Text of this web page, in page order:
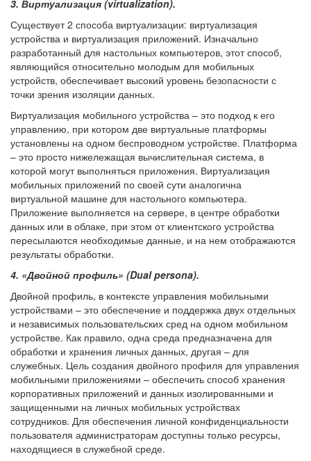
3. Виртуализация (virtualization).
Существует 2 способа виртуализации: виртуализация
устройства и виртуализация приложений. Изначально
разработанный для настольных компьютеров, этот способ,
являющийся относительно молодым для мобильных
устройств, обеспечивает высокий уровень безопасности с
точки зрения изоляции данных.
Виртуализация мобильного устройства – это подход к его
управлению, при котором две виртуальные платформы
установлены на одном беспроводном устройстве. Платформа
– это просто нижележащая вычислительная система, в
которой могут выполняться приложения. Виртуализация
мобильных приложений по своей сути аналогична
виртуальной машине для настольного компьютера.
Приложение выполняется на сервере, в центре обработки
данных или в облаке, при этом от клиентского устройства
пересылаются необходимые данные, и на нем отображаются
результаты обработки.
4. «Двойной профиль» (Dual persona).
Двойной профиль, в контексте управления мобильными
устройствами – это обеспечение и поддержка двух отдельных
и независимых пользовательских сред на одном мобильном
устройстве. Как правило, одна среда предназначена для
обработки и хранения личных данных, другая – для
служебных. Цель создания двойного профиля для управления
мобильными приложениями – обеспечить способ хранения
корпоративных приложений и данных изолированными и
защищенными на личных мобильных устройствах
сотрудников. Для обеспечения личной конфиденциальности
пользователя администраторам доступны только ресурсы,
находящиеся в служебной среде.